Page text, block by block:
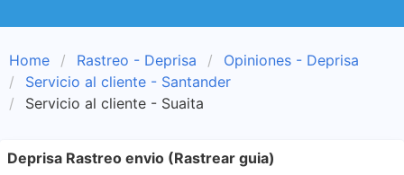
Home Rastreo - Deprisa
Opiniones - Deprisa
Servicio al cliente - Santander
Servicio al cliente - Suaita
Deprisa Rastreo envio (Rastrear guia)